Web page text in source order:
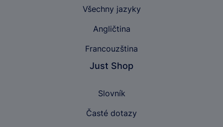
Všechny jazyky
Angličtina
Francouzština
Just Shop
Slovník
Časté dotazy